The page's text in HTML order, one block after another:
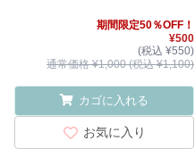
期間限定50％OFF！
¥500
(税込 ¥550)
通常価格 ¥1,000 (税込 ¥1,100)
カゴに入れる
お気に入り